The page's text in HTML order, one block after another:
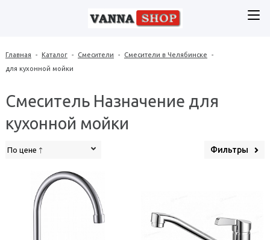
Главная - Каталог - Смесители - Смесители в Челябинске
-
для кухонной мойки
Смеситель Назначение для
кухонной мойки
По цене Фильтры